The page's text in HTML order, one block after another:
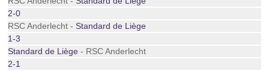
2-0
RSC Anderlecht -Standard de Liège
1-3
Standard de Liège - RSC Anderlecht
2-1